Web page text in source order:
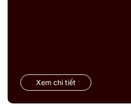
Xem chi tiết